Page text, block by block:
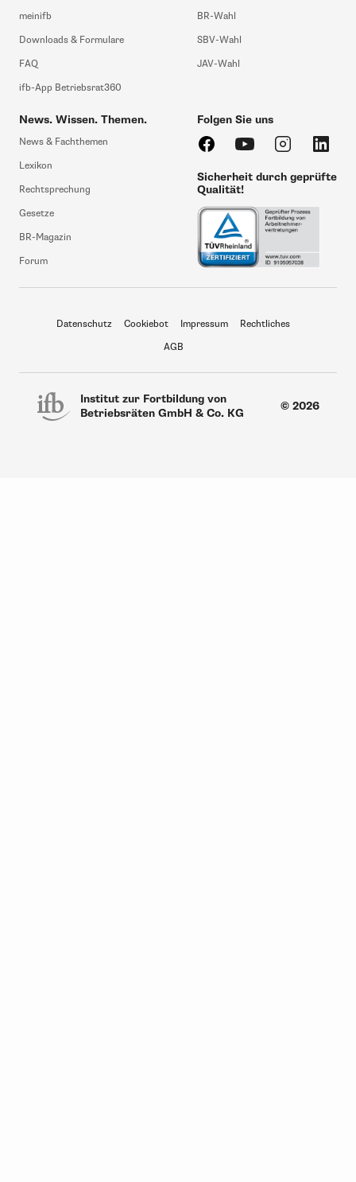
meinifb
Downloads & Formulare
FAQ
ifb-App Betriebsrat360
BR-Wahl
SBV-Wahl
JAV-Wahl
News. Wissen. Themen.
News & Fachthemen
Lexikon
Rechtsprechung
Gesetze
BR-Magazin
Forum
Folgen Sie uns
Sicherheit durch geprüfte
Qualität!
Institut zur Fortbildung von
Betriebsräten GmbH & Co. KG
© 2026
Datenschutz Cookiebot Impressum
Rechtliches
AGB